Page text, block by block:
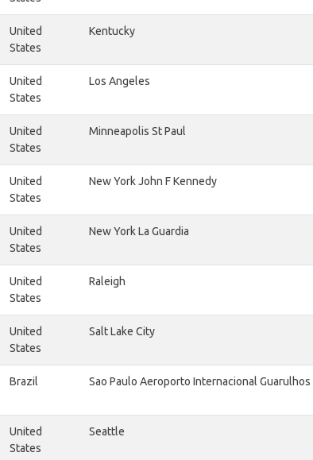
United
States
Kentucky
United
States
Los Angeles
United
States
Minneapolis St Paul
United
States
New York John F Kennedy
United
States
New York La Guardia
United
States
Raleigh
United
States
Salt Lake City
Brazil Sao Paulo Aeroporto Internacional Guarulhos
United
States
Seattle